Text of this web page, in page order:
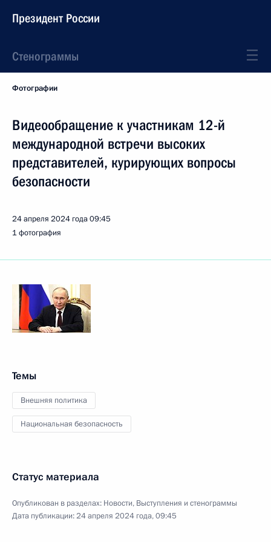
Президент России
Стенограммы
Фотографии
Видеообращение к участникам 12-й
международной встречи высоких
представителей, курирующих вопросы
безопасности
24 апреля 2024 года09:45
1 фотография
Темы
Внешняя политика
Национальная безопасность
Статус материала
Опубликован в разделах: Новости, Выступления и стенограммы
Дата публикации:24 апреля 2024 года, 09:45